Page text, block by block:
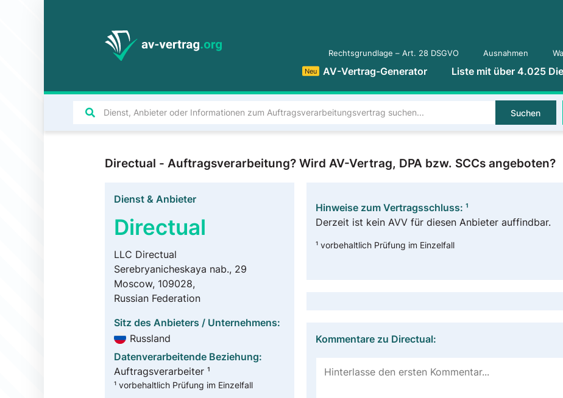
Rechtsgrundlage – Art. 28 DSGVO Ausnahmen
Neu AV-Vertrag-Generator Liste mit über 4.025
Suchen
Directual - Auftragsverarbeitung? Wird AV-Vertrag, DPA bzw. SCCs angeboten?
Dienst & Anbieter
Directual
LLC Directual
Serebryanicheskaya nab., 29
Moscow, 109028,
Russian Federation
Sitz des Anbieters / Unternehmens:
Russland
Datenverarbeitende Beziehung:
Auftragsverarbeiter ¹
¹ vorbehaltlich Prüfung im Einzelfall
Hinweise zum Vertragsschluss: ¹
Derzeit ist kein AVV für diesen Anbieter auffindbar.
¹ vorbehaltlich Prüfung im Einzelfall
Kommentare zu Directual: